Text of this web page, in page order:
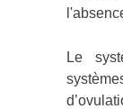
Le